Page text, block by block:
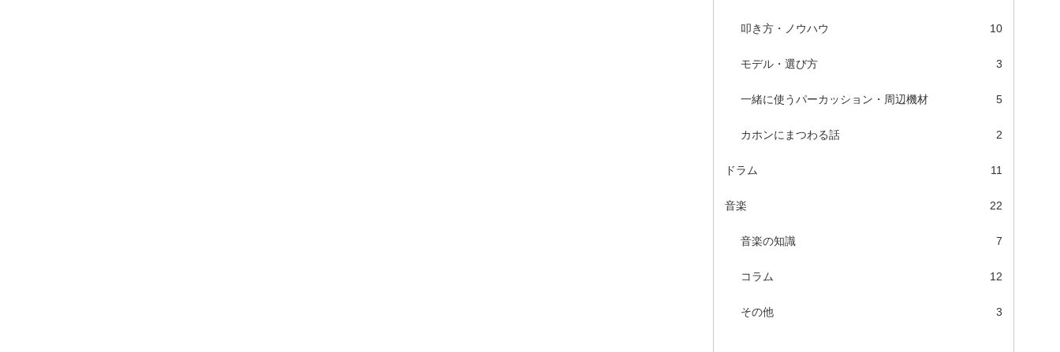
叩き方・ノウハウ 10
モデル・選び方 3
一緒に使うパーカッション・周辺機材 5
カホンにまつわる話 2
ドラム 11
音楽 22
音楽の知識 7
コラム 12
その他 3